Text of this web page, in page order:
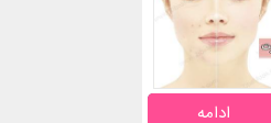
ادامه